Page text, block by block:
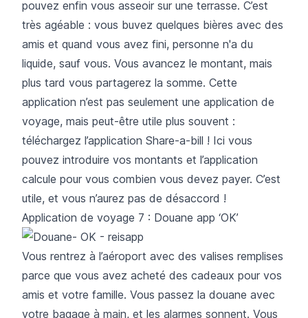
pouvez enfin vous asseoir sur une terrasse. C’est
très agéable : vous buvez quelques bières avec des
amis et quand vous avez fini, personne n'a du
liquide, sauf vous. Vous avancez le montant, mais
plus tard vous partagerez la somme. Cette
application n’est pas seulement une application de
voyage, mais peut-être utile plus souvent :
téléchargez l’application Share-a-bill ! Ici vous
pouvez introduire vos montants et l’application
calcule pour vous combien vous devez payer. C’est
utile, et vous n’aurez pas de désaccord !
Application de voyage 7 : Douane app ‘OK’
Vous rentrez à l’aéroport avec des valises remplises
parce que vous avez acheté des cadeaux pour vos
amis et votre famille. Vous passez la douane avec
votre bagage à main, et les alarmes sonnent. Vous